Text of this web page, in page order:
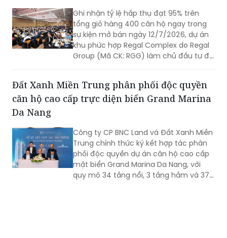
Ghi nhận tỷ lệ hấp thụ đạt 95% trên
tổng giỏ hàng 400 căn hộ ngay trong
sự kiện mở bán ngày 12/7/2026, dự án
khu phức hợp Regal Complex do Regal
Group (Mã CK: RGG) làm chủ đầu tư đã
Đất Xanh Miền Trung phân phối độc quyền
căn hộ cao cấp trực diện biển Grand Marina
Da Nang
Công ty CP BNC Land và Đất Xanh Miền
Trung chính thức ký kết hợp tác phân
phối độc quyền dự án căn hộ cao cấp
mặt biển Grand Marina Da Nang, với
quy mô 34 tầng nổi, 3 tầng hầm và 379